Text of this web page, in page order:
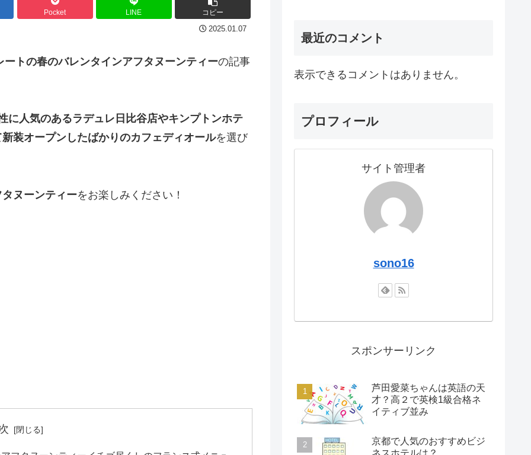
Pocket LINE コピー
2025.01.07
ートの春のバレンタインアフタヌーンティーの記事
に人気のあるラデュレ日比谷店やキンプトンホテ
装オープンしたばかりのカフェディオールを選び
タヌーンティーをお楽しみください！
最近のコメント
表示できるコメントはありません。
プロフィール
サイト管理者
sono16
スポンサーリンク
芦田愛菜ちゃんは英語の天
才？高２で英検1級合格ネ
イティブ並み
京都で人気のおすすめビジ
ネスホテルは？